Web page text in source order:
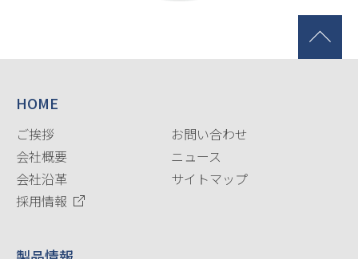
HOME
ご挨拶
会社概要
会社沿革
採用情報
お問い合わせ
ニュース
サイトマップ